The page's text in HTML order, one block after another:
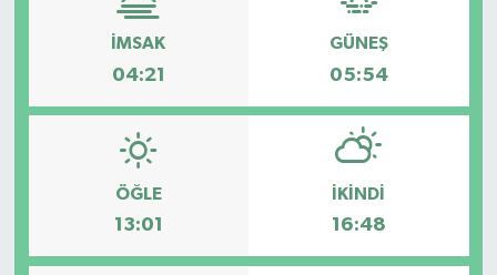
İMSAK
04:21
GÜNEŞ
05:54
ÖĞLE
13:01
İKINDI
16:48